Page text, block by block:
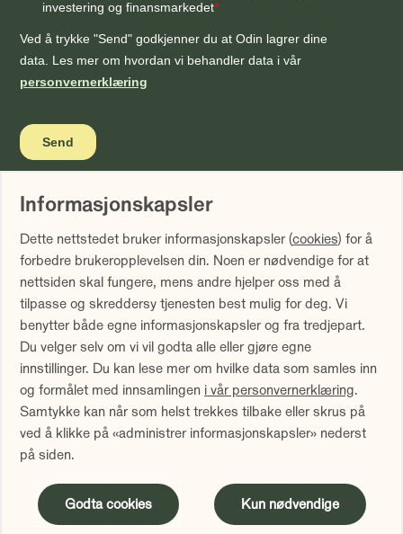
Vi gjør oppmerksom på at historisk avkastning ikke er noen
garanti for fremtidig avkastning. Fremtidig avkastning vil
blant annet avhenge av markedsutviklingen, forvalters
dyktighet, fondets risiko samt kostnader ved forvaltning.
Avkastningen kan bli negativ som følge av kurstap.
Avkastningen er fratrukket årlig forvaltningshonorar.
Avkastning utover 12 måneder er annualisert. Tallene er
oppgitt i NOK.
Sammenlign våre priser med andre selskaper på
Finansportalen.no
Innholdet på denne siden er markedsføring
Informasjonskapsler
Dette nettstedet bruker informasjonskapsler (cookies) for å
forbedre brukeropplevelsen din. Noen er nødvendige for at
nettsiden skal fungere, mens andre hjelper oss med å
tilpasse og skreddersy tjenesten best mulig for deg. Vi
benytter både egne informasjonskapsler og fra tredjepart.
Du velger selv om vi vil godta alle eller gjøre egne
innstillinger. Du kan lese mer om hvilke data som samles inn
og formålet med innsamlingen i vår personvernerklæring.
Samtykke kan når som helst trekkes tilbake eller skrus på
ved å klikke på «administrer informasjonskapsler» nederst
på siden.
Godta cookies Kun nødvendige